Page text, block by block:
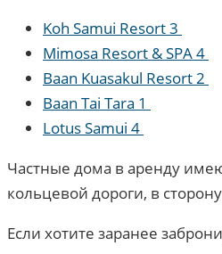
Koh Samui Resort 3
Mimosa Resort & SPA 4
Baan Kuasakul Resort 2
Baan Tai Tara 1
Lotus Samui 4
Частные дома в аренду
кольцевой дороги, в
Если хотите заранее